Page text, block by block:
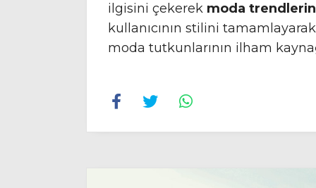
ilgisini çekerek moda
kullanıcının stilini
moda tutkunlarının ilham